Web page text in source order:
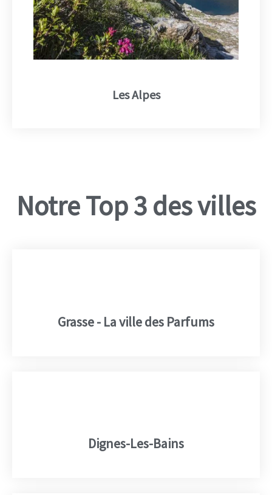
Les Alpes
Notre Top 3 des villes
Grasse - La ville des Parfums
Dignes-Les-Bains